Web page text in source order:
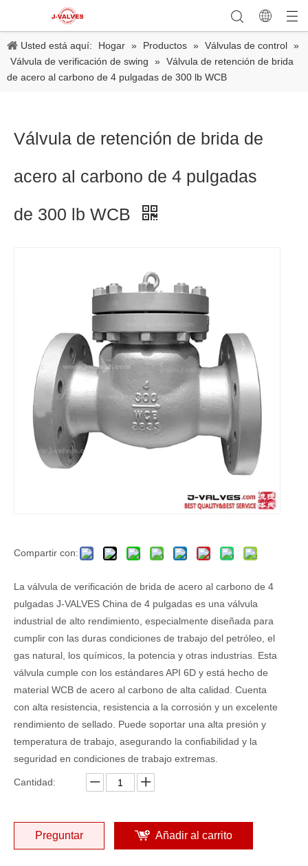
Usted está aquí: Hogar » Productos » Válvulas de control »
Válvula de verificación de swing
» Válvula de retención de brida
de acero al carbono de 4 pulgadas de 300 lb WCB
Válvula de retención de brida de
acero al carbono de 4 pulgadas
de 300 lb WCB
Compartir con:
La válvula de verificación de brida de acero al carbono de 4
pulgadas J-VALVES China de 4 pulgadas es una válvula
industrial de alto rendimiento, especialmente diseñada para
cumplir con las duras condiciones de trabajo del petróleo, el
gas natural, los químicos, la potencia y otras industrias. Esta
válvula cumple con los estándares API 6D y está hecho de
material WCB de acero al carbono de alta calidad. Cuenta
con alta resistencia, resistencia a la corrosión y un excelente
rendimiento de sellado. Puede soportar una alta presión y
temperatura de trabajo, asegurando la confiabilidad y la
seguridad en condiciones de trabajo extremas.
Cantidad:
Preguntar Añadir al carrito